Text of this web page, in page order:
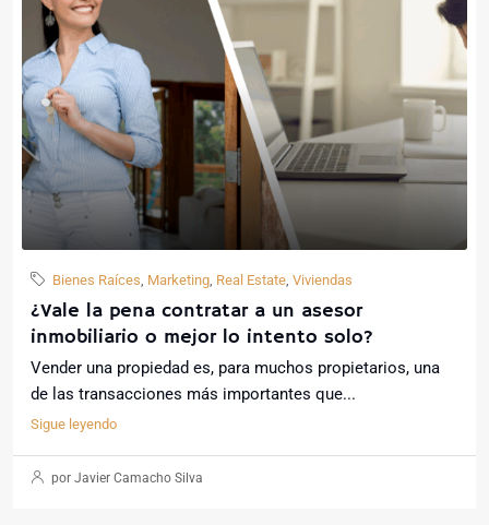
Bienes Raíces, Marketing, Real Estate, Viviendas
¿Vale la pena contratar a un asesor
inmobiliario o mejor lo intento solo?
Vender una propiedad es, para muchos propietarios, una
de las transacciones más importantes que...
Sigue leyendo
por Javier Camacho Silva